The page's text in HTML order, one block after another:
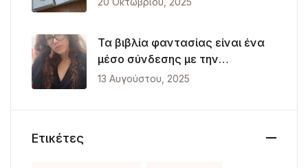
Τα βιβλία φαντασίας είναι ένα
μέσο σύνδεσης με την
πραγματικότητα
13 Αυγούστου, 2025
Ετικέτες